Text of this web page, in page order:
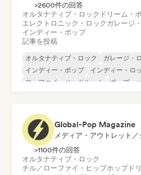
>2600件の回答
オルタナティブ・ロック ドリーム・
エレクトロニック・ロックガレージ
インディー・ポップ
記事を投稿
オルタナティブ・ロック
ガレージ・
インディー・ポップ
インディー・ロ
ローファイ・ベッドルーム
ポップ・
Global-Pop Magazine
メディア・アウトレット
>1100件の回答
オルタナティブ・ロック
チル／ローファイ・ヒップホップド